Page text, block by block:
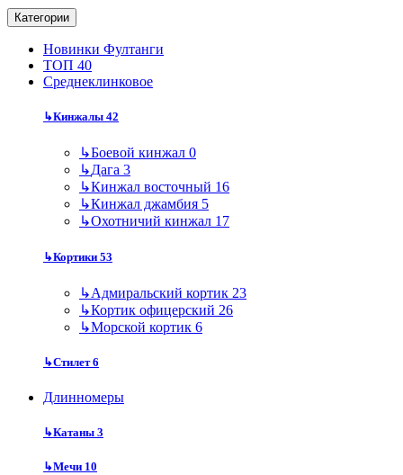
Категории
Новинки Фултанги
ТОП 40
Среднеклинковое
↳Кинжалы 42
↳Боевой кинжал 0
↳Дага 3
↳Кинжал восточный 16
↳Кинжал джамбия 5
↳Охотничий кинжал 17
↳Кортики 53
↳Адмиральский кортик 23
↳Кортик офицерский 26
↳Морской кортик 6
↳Стилет6
Длинномеры
↳Катаны 3
↳Мечи 10